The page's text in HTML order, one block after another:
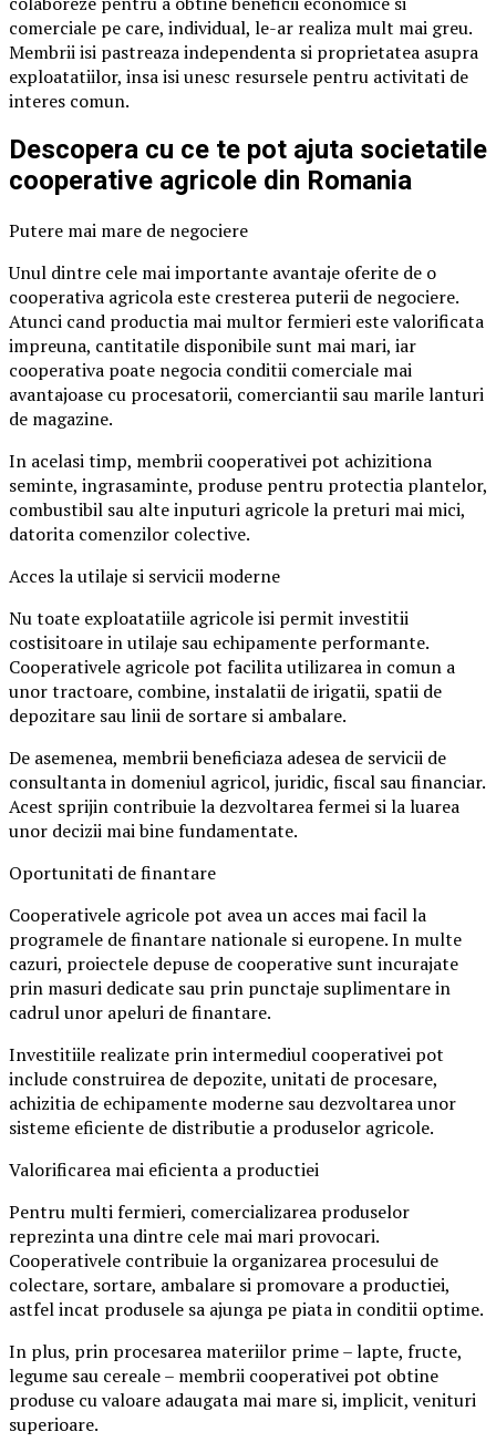
comerciale pe care, individual, le-ar realiza mult mai greu.
Membrii isi pastreaza independenta si proprietatea asupra
exploatatiilor, insa isi unesc resursele pentru activitati de
interes comun.
Descopera cu ce te pot ajuta societatile
cooperative agricole din Romania
Putere mai mare de negociere
Unul dintre cele mai importante avantaje oferite de o
cooperativa agricola este cresterea puterii de negociere.
Atunci cand productia mai multor fermieri este valorificata
impreuna, cantitatile disponibile sunt mai mari, iar
cooperativa poate negocia conditii comerciale mai
avantajoase cu procesatorii, comerciantii sau marile lanturi
de magazine.
In acelasi timp, membrii cooperativei pot achizitiona
seminte, ingrasaminte, produse pentru protectia plantelor,
combustibil sau alte inputuri agricole la preturi mai mici,
datorita comenzilor colective.
Acces la utilaje si servicii moderne
Nu toate exploatatiile agricole isi permit investitii
costisitoare in utilaje sau echipamente performante.
Cooperativele agricole pot facilita utilizarea in comun a
unor tractoare, combine, instalatii de irigatii, spatii de
depozitare sau linii de sortare si ambalare.
De asemenea, membrii beneficiaza adesea de servicii de
consultanta in domeniul agricol, juridic, fiscal sau financiar.
Acest sprijin contribuie la dezvoltarea fermei si la luarea
unor decizii mai bine fundamentate.
Oportunitati de finantare
Cooperativele agricole pot avea un acces mai facil la
programele de finantare nationale si europene. In multe
cazuri, proiectele depuse de cooperative sunt incurajate
prin masuri dedicate sau prin punctaje suplimentare in
cadrul unor apeluri de finantare.
Investitiile realizate prin intermediul cooperativei pot
include construirea de depozite, unitati de procesare,
achizitia de echipamente moderne sau dezvoltarea unor
sisteme eficiente de distributie a produselor agricole.
Valorificarea mai eficienta a productiei
Pentru multi fermieri, comercializarea produselor
reprezinta una dintre cele mai mari provocari.
Cooperativele contribuie la organizarea procesului de
colectare, sortare, ambalare si promovare a productiei,
astfel incat produsele sa ajunga pe piata in conditii optime.
In plus, prin procesarea materiilor prime – lapte, fructe,
legume sau cereale – membrii cooperativei pot obtine
produse cu valoare adaugata mai mare si, implicit, venituri
superioare.